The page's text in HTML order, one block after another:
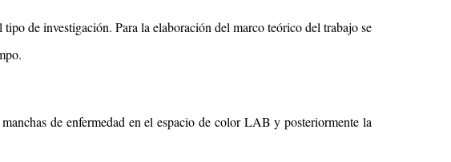
de investigación. Para la elaboración del marco teórico del trabajo se
de enfermedad en el espacio de color LAB y posteriormente la